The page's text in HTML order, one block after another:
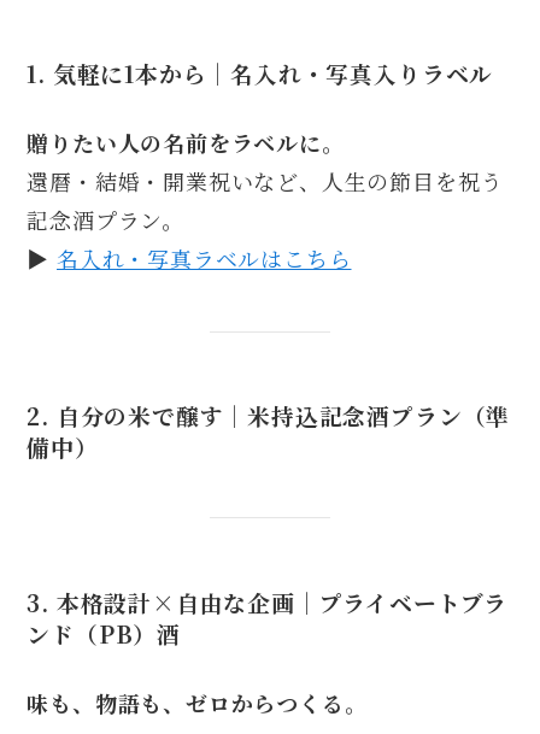
1. 気軽に1本から｜名入れ・写真入りラベル
贈りたい人の名前をラベルに。
還暦・結婚・開業祝いなど、人生の節目を祝う
記念酒プラン。
▶︎名入れ・写真ラベルはこちら
2. 自分の米で醸す｜米持込記念酒プラン （準
備中）
3. 本格設計×自由な企画｜ プライベートブラ
ンド（PB）酒
味も、物語も、ゼロからつくる。